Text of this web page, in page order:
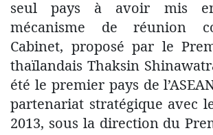
seul pays à avoir mis
mécanisme de réunion
Cabinet, proposé par le
thaïlandais Thaksin
été le premier pays de
partenariat stratégique avec
2013, sous la direction du